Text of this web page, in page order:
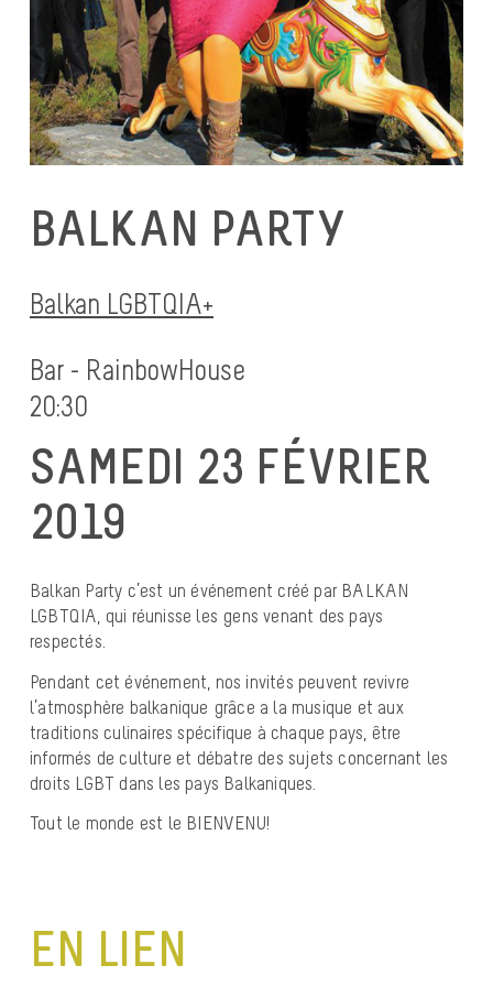
BALKAN PARTY
Balkan LGBTQIA+
Bar - RainbowHouse
20:30
SAMEDI 23 FÉVRIER
2019
Balkan Party c’est un événement créé par BALKAN
LGBTQIA, qui réunisse les gens venant des pays
respectés.
Pendant cet événement, nos invités peuvent revivre
l’atmosphère balkanique grâce a la musique et aux
traditions culinaires spécifique à chaque pays, être
informés de culture et débatre des sujets concernant les
droits LGBT dans les pays Balkaniques.
Tout le monde est le BIENVENU!
EN LIEN